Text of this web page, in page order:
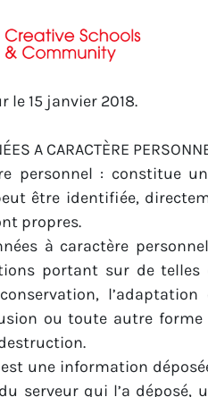
le 15 janvier 2018.
A CARACTÈRE
personnel : constitue
être identifiée,
propres.
à caractère
portant sur de
ou toute autre forme
une information
serveur qui l’a